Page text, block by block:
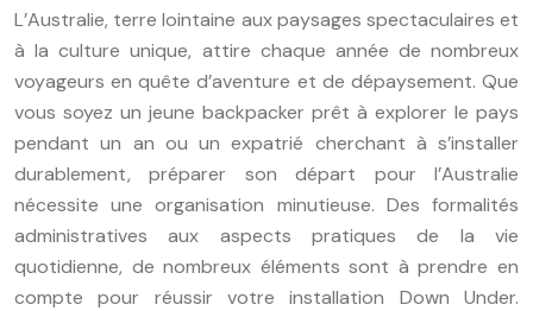
L’Australie, terre lointaine aux paysages spectaculaires et
à la culture unique, attire chaque année de nombreux
voyageurs en quête d’aventure et de dépaysement. Que
vous soyez un jeune backpacker prêt à explorer le pays
pendant un an ou un expatrié cherchant à s’installer
durablement, préparer son départ pour l’Australie
nécessite une organisation minutieuse. Des formalités
administratives aux aspects pratiques de la vie
quotidienne, de nombreux éléments sont à prendre en
compte pour réussir votre installation Down Under.